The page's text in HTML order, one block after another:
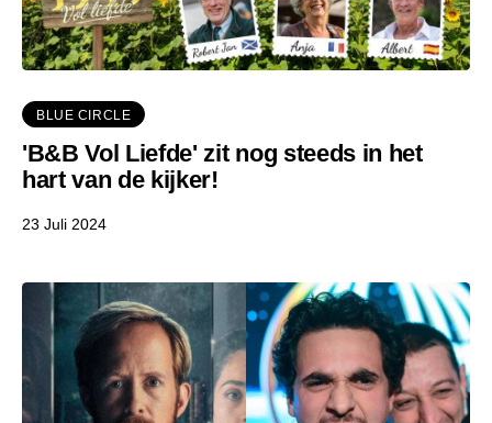
BLUE CIRCLE
'B&B Vol Liefde' zit nog steeds in het
hart van de kijker!
23 Juli 2024